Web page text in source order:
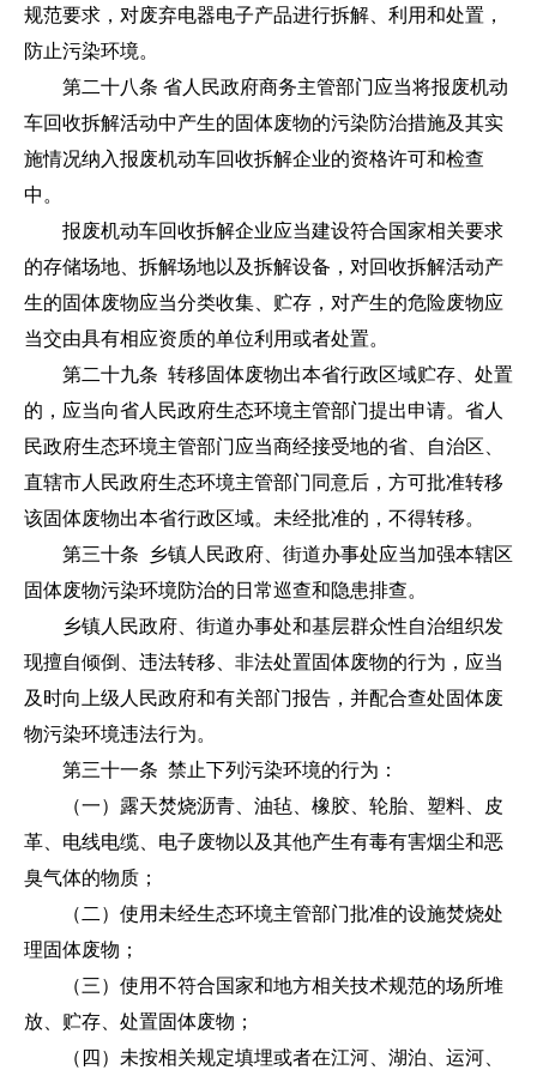
规范要求，对废弃电器电子产品进行拆解、利用和处置，
防止污染环境。
第二十八条 省人民政府商务主管部门应当将报废机动
车回收拆解活动中产生的固体废物的污染防治措施及其实
施情况纳入报废机动车回收拆解企业的资格许可和检查
中。
报废机动车回收拆解企业应当建设符合国家相关要求
的存储场地、拆解场地以及拆解设备，对回收拆解活动产
生的固体废物应当分类收集、贮存，对产生的危险废物应
当交由具有相应资质的单位利用或者处置。
第二十九条 转移固体废物出本省行政区域贮存、处置
的，应当向省人民政府生态环境主管部门提出申请。省人
民政府生态环境主管部门应当商经接受地的省、自治区、
直辖市人民政府生态环境主管部门同意后，方可批准转移
该固体废物出本省行政区域。未经批准的，不得转移。
第三十条 乡镇人民政府、街道办事处应当加强本辖区
固体废物污染环境防治的日常巡查和隐患排查。
乡镇人民政府、街道办事处和基层群众性自治组织发
现擅自倾倒、违法转移、非法处置固体废物的行为，应当
及时向上级人民政府和有关部门报告，并配合查处固体废
物污染环境违法行为。
第三十一条 禁止下列污染环境的行为：
（一）露天焚烧沥青、油毡、橡胶、轮胎、塑料、皮
革、电线电缆、电子废物以及其他产生有毒有害烟尘和恶
臭气体的物质；
（二）使用未经生态环境主管部门批准的设施焚烧处
理固体废物；
（三）使用不符合国家和地方相关技术规范的场所堆
放、贮存、处置固体废物；
（四）未按相关规定填埋或者在江河、湖泊、运河、